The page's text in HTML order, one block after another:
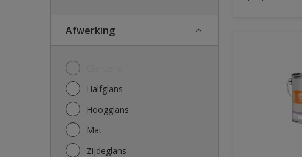
Afwerking
Halfglans
Hoogglans
Mat
Zijdeglans